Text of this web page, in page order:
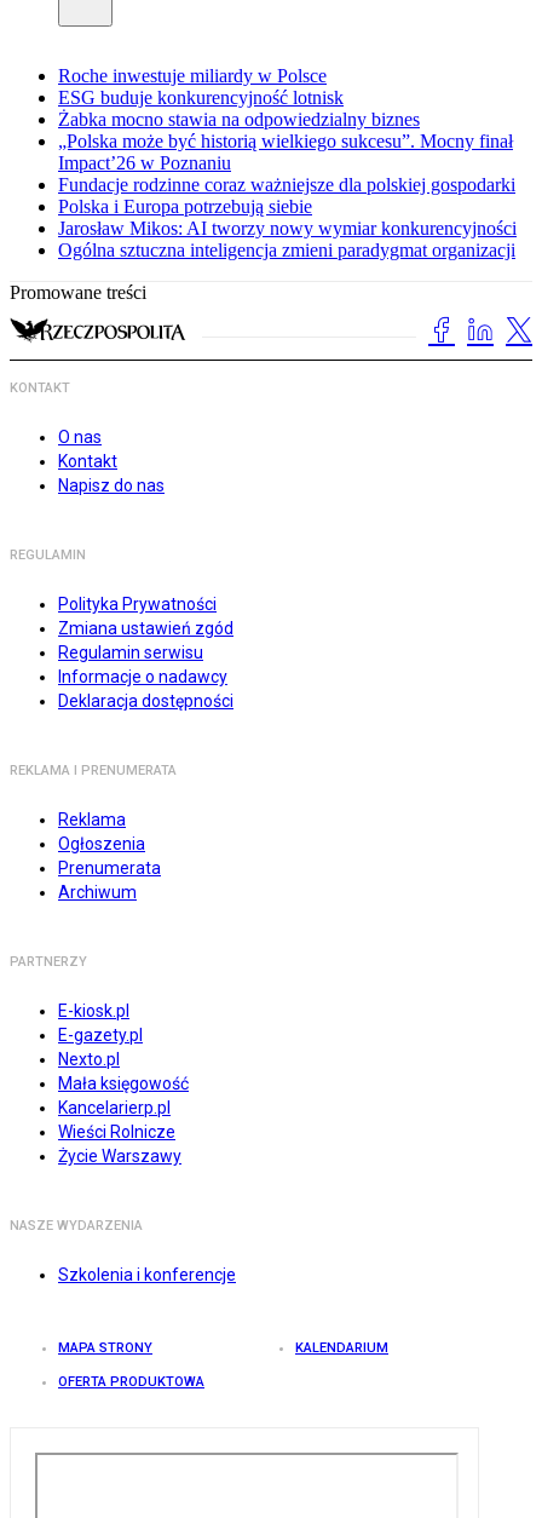
Roche inwestuje miliardy w Polsce
ESG buduje konkurencyjność lotnisk
Żabka mocno stawia na odpowiedzialny biznes
„Polska może być historią wielkiego sukcesu”. Mocny finał
Impact’26 w Poznaniu
Fundacje rodzinne coraz ważniejsze dla polskiej gospodarki
Polska i Europa potrzebują siebie
Jarosław Mikos: AI tworzy nowy wymiar konkurencyjności
Ogólna sztuczna inteligencja zmieni paradygmat organizacji
Promowane treści
KONTAKT
O nas
Kontakt
Napisz do nas
REGULAMIN
Polityka Prywatności
Zmiana ustawień zgód
Regulamin serwisu
Informacje o nadawcy
Deklaracja dostępności
REKLAMA I PRENUMERATA
Reklama
Ogłoszenia
Prenumerata
Archiwum
PARTNERZY
E-kiosk.pl
E-gazety.pl
Nexto.pl
Mała księgowość
Kancelarierp.pl
Wieści Rolnicze
Życie Warszawy
NASZE WYDARZENIA
Szkolenia i konferencje
MAPA STRONY KALENDARIUM
OFERTA PRODUKTOWA